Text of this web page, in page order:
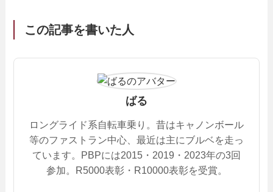
この記事を書いた人
ばる
ロングライド系自転車乗り。昔はキャノンボール
等のファストラン中心、最近は主にブルベを走っ
ています。PBPには2015・2019・2023年の3回
参加。R5000表彰・R10000表彰を受賞。